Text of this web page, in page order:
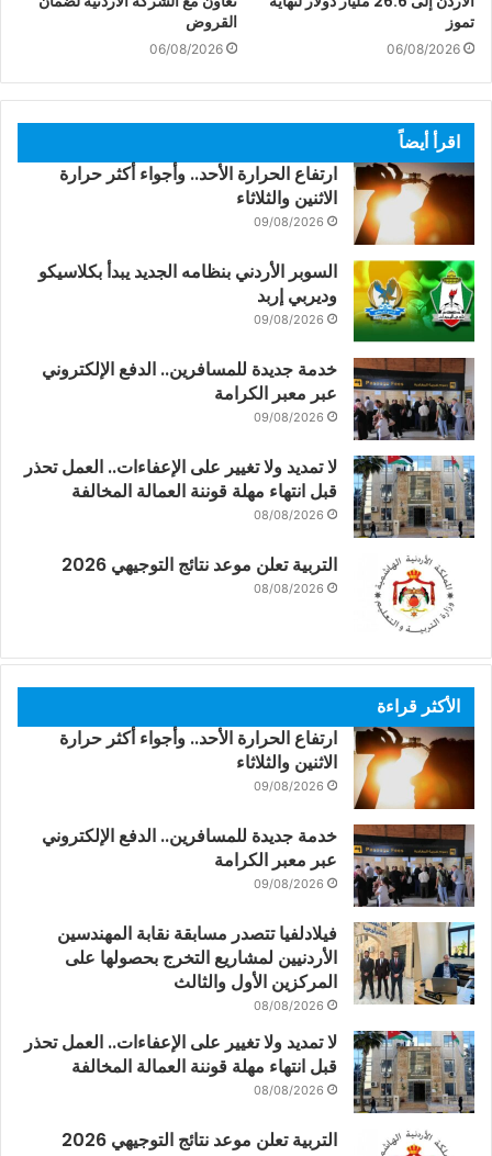
تموز
06/08/2026
القروض
06/08/2026
اقرأ أيضاً
ارتفاع الحرارة الأحد.. وأجواء أكثر حرارة
الاثنين والثلاثاء
09/08/2026
السوبر الأردني بنظامه الجديد يبدأ بكلاسيكو
وديربي إربد
09/08/2026
خدمة جديدة للمسافرين.. الدفع الإلكتروني
عبر معبر الكرامة
09/08/2026
لا تمديد ولا تغيير على الإعفاءات.. العمل تحذر
قبل انتهاء مهلة قوننة العمالة المخالفة
08/08/2026
التربية تعلن موعد نتائج التوجيهي 2026
08/08/2026
الأكثر قراءة
ارتفاع الحرارة الأحد.. وأجواء أكثر حرارة
الاثنين والثلاثاء
09/08/2026
خدمة جديدة للمسافرين.. الدفع الإلكتروني
عبر معبر الكرامة
09/08/2026
فيلادلفيا تتصدر مسابقة نقابة المهندسين
الأردنيين لمشاريع التخرج بحصولها على
المركزين الأول والثالث
08/08/2026
لا تمديد ولا تغيير على الإعفاءات.. العمل تحذر
قبل انتهاء مهلة قوننة العمالة المخالفة
08/08/2026
التربية تعلن موعد نتائج التوجيهي 2026